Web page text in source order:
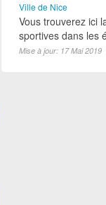
Ville de Nice
Vous trouverez ici
sportives dans les
Mise à jour: 17 Mai 2019